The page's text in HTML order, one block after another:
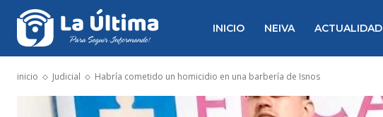
INICIO NEIVA ACTUALIDAD
inicio Judicial Habría cometido un homicidio en una barbería de Isnos